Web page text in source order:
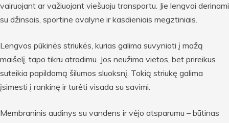
vairuojant ar važiuojant viešuoju transportu. Jie lengvai derinami
su džinsais, sportine avalyne ir kasdieniais megztiniais.
Lengvos pūkinės striukės, kurias galima suvynioti į mažą
maišelį, tapo tikru atradimu. Jos neužima vietos, bet prireikus
suteikia papildomą šilumos sluoksnį. Tokią striukę galima
įsimesti į rankinę ir turėti visada su savimi.
Membraninis audinys su vandens ir vėjo atsparumu – būtinas